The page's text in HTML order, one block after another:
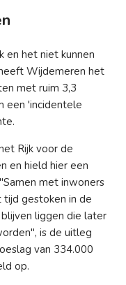
en het niet kunnen
Wijdemeren het
met ruim 3,3
een 'incidentele
Rijk voor de
en hield hier een
met inwoners
gestoken in de
liggen die later
is de uitleg
van 334.000
op.